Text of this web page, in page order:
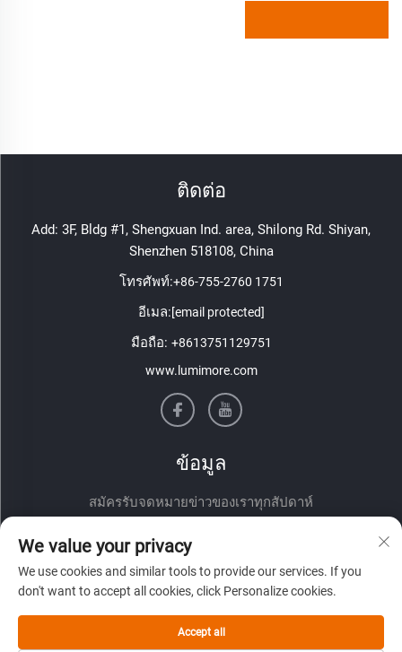
ติดต่อ
Add: 3F, Bldg #1, Shengxuan Ind. area, Shilong Rd. Shiyan,
Shenzhen 518108, China
โทรศัพท์:+86-755-2760 1751
อีเมล:[email protected]
มือถือ: +8613751129751
www.lumimore.com
ข้อมูล
สมัครรับจดหมายข่าวของเราทุกสัปดาห์
We value your privacy
We use cookies and similar tools to provide our services. If you
don't want to accept all cookies, click Personalize cookies.
Accept all